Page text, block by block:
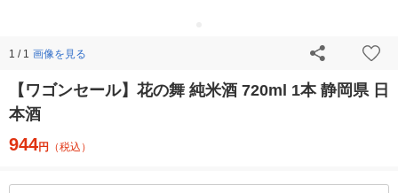
1 / 1 画像を見る
【ワゴンセール】花の舞 純米酒 720ml 1本 静岡県 日
本酒
944円 （税込）